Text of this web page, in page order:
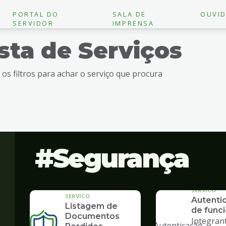
PORTAL DO
SERVIDOR
SALA DE
IMPRENSA
de Serviços
os filtros para achar o serviço que procura
Segurança
SERVICO
Listagem de
Documentos
SERVICO
de